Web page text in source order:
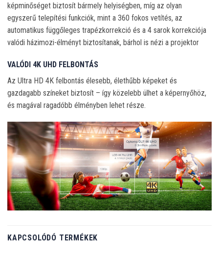
képminőséget biztosít bármely helyiségben, míg az olyan
egyszerű telepítési funkciók, mint a 360 fokos vetítés, az
automatikus függőleges trapézkorrekció és a 4 sarok korrekciója
valódi házimozi-élményt biztosítanak, bárhol is nézi a projektor
VALÓDI 4K UHD FELBONTÁS
Az Ultra HD 4K felbontás élesebb, élethűbb képeket és
gazdagabb színeket biztosít – így közelebb ülhet a képernyőhöz,
és magával ragadóbb élményben lehet része.
KAPCSOLÓDÓ TERMÉKEK